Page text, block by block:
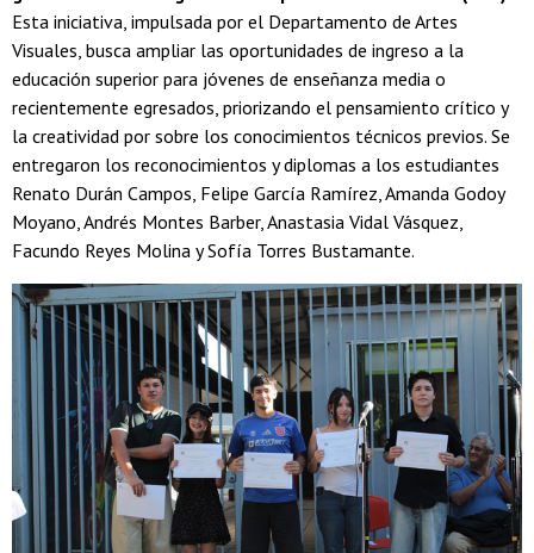
Esta iniciativa, impulsada por el Departamento de Artes
Visuales, busca ampliar las oportunidades de ingreso a la
educación superior para jóvenes de enseñanza media o
recientemente egresados, priorizando el pensamiento crítico y
la creatividad por sobre los conocimientos técnicos previos. Se
entregaron los reconocimientos y diplomas a los estudiantes
Renato Durán Campos, Felipe García Ramírez, Amanda Godoy
Moyano, Andrés Montes Barber, Anastasia Vidal Vásquez,
Facundo Reyes Molina y Sofía Torres Bustamante.